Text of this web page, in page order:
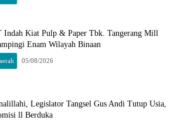
Indah Kiat Pulp & Paper Tbk. Tangerang Mill
Enam Wilayah Binaan
05/08/2026
Legislator Tangsel Gus Andi Tutup Usia,
ll Berduka